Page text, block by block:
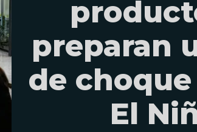
preparan
de
El